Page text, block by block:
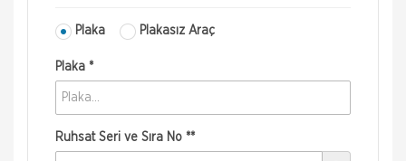
Plaka Plakasız Araç
Plaka *
Ruhsat Seri ve Sıra No **